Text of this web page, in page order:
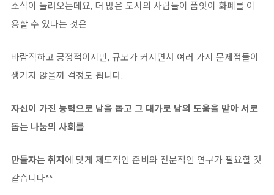
소식이 들려오는데요, 더 많은 도시의 사람들이 품앗이 화폐를 이
용할 수 있다는 것은
바람직하고 긍정적이지만, 규모가 커지면서 여러 가지 문제점들이
생기지 않을까 걱정도 됩니다.
자신이 가진 능력으로 남을 돕고 그 대가로 남의 도움을 받아 서로
돕는 나눔의 사회를
만들자는 취지 에 맞게 제도적인 준비와 전문적인 연구가 필요할 것
같습니다^^